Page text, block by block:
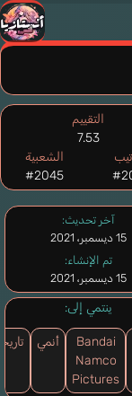
آخر تحديث:
15 ديسمبر، 2021
تم الإنشاء:
15 ديسمبر، 2021
ينتمي إلى:
Bandai
Namco
Pictures
أنمي
التقييم
7.53
الشعبية
#2045